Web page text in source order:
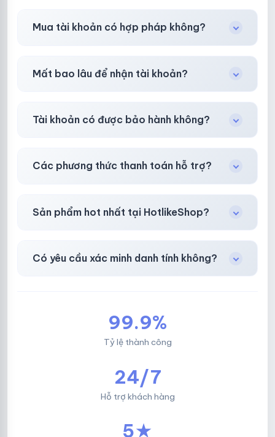
phòng.
Mua tài khoản có hợp pháp không?
ràng trước khi bạn mua.
Mất bao lâu để nhận tài khoản?
toán thành công.
Tài khoản có được bảo hành không?
sách công khai.
Các phương thức thanh toán hỗ trợ?
các ví điện tử phổ biến.
Sản phẩm hot nhất tại HotlikeShop?
Có yêu cầu xác minh danh tính không?
99.9%
Tỷ lệ thành công
24/7
Hỗ trợ khách hàng
5★